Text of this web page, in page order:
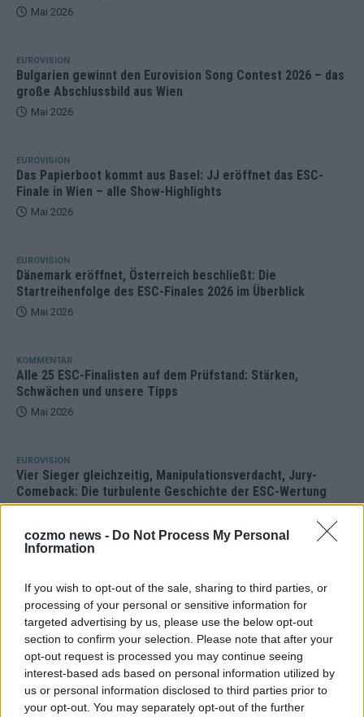
cozmo news - Do Not Process My Personal
Information
If you wish to opt-out of the sale, sharing to third parties, or
processing of your personal or sensitive information for
targeted advertising by us, please use the below opt-out
section to confirm your selection. Please note that after your
opt-out request is processed you may continue seeing
interest-based ads based on personal information utilized by
us or personal information disclosed to third parties prior to
your opt-out. You may separately opt-out of the further
Mai 2026
EUROVISION
Bulgarien gewinnt den Eurovision Song Contest 2026 – das
große Abschlussbild aus Wien
Mai 2026
EUROVISION
Das Papierboot kommt aus Basel: JJ eröffnet das ESC-
Finale in Wien – alle Show-Highlights
Mai 2026
EUROVISION
Dänemark eröffnet, Österreich beschließt: Die
Startreihenfolge des ESC-Finales 2026 im Überblick
Mai 2026
KOMMENTAR
Alle 25 ESC-Finalisten auf dem Prüfstand: Stärken,
Schwächen und unsere Tipps
Mai 2026
EUROVISION
Vier Sieger gleichzeitig, Manipulationsverdacht, Jury-
Comeback: Die turbulente Geschichte der ESC-Wertung